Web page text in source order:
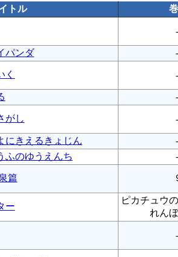
トル
パンダ
く
がし
きえるきょじん
ふのゆうえんち
篇
ー
ピカチュウ
れん